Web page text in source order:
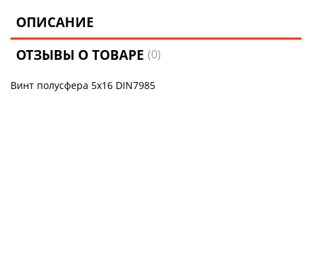
ОПИСАНИЕ
ОТЗЫВЫ О ТОВАРЕ(0)
Винт полусфера 5х16 DIN7985